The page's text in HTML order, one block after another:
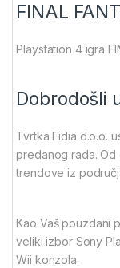
FINAL
Playstation 4 igra
Dobrodošli
Tvrtka Fidia d.o.o.
predanog rada. Od
trendove iz
Kao Vaš pouzdani
veliki izbor Sony
Wii konzola.